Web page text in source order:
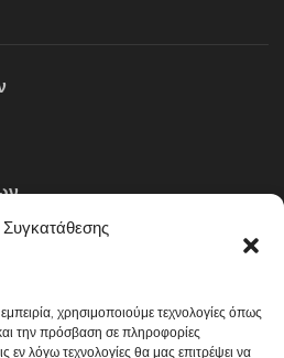
Συγκατάθεσης
χρησιμοποιούμε τεχνολογίες όπως
την πρόσβαση σε πληροφορίες
εν λόγω τεχνολογίες θα μας επιτρέψει να